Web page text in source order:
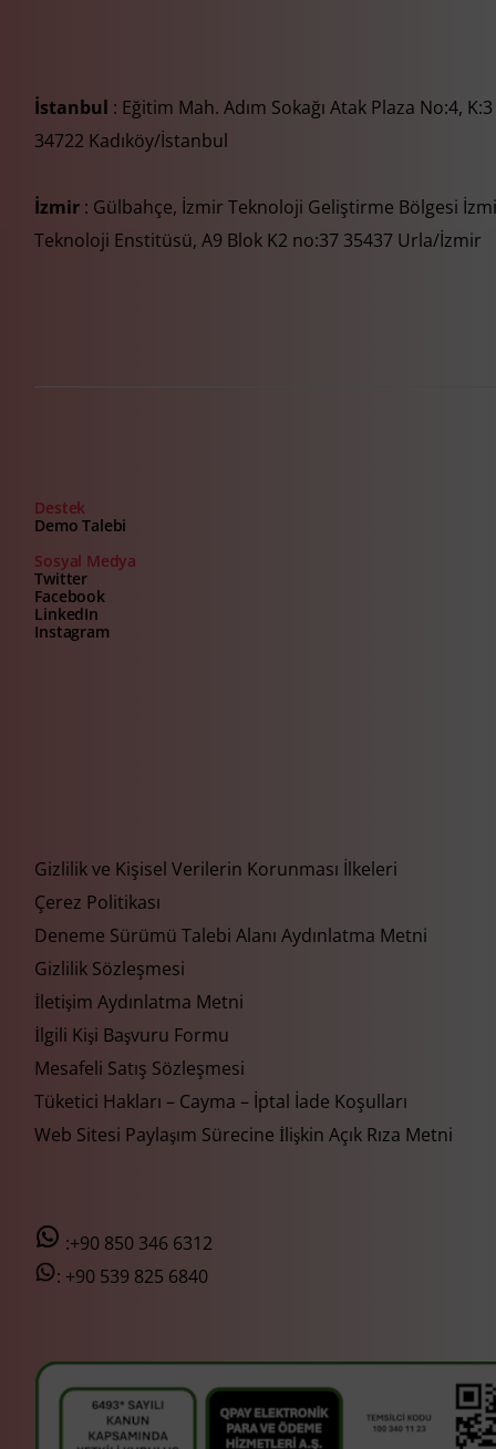
İstanbul : Eğitim Mah. Adım Sokağı Atak Plaza No:4,
34722 Kadıköy/İstanbul
İzmir : Gülbahçe, İzmir Teknoloji Geliştirme Bölgesi
Teknoloji Enstitüsü, A9 Blok K2 no:37 35437 Urla/İzmir
Destek
Demo Talebi
Sosyal Medya
Twitter
Facebook
LinkedIn
Instagram
Gizlilik ve Kişisel Verilerin Korunması İlkeleri
Çerez Politikası
Deneme Sürümü Talebi Alanı Aydınlatma Metni
Gizlilik Sözleşmesi
İletişim Aydınlatma Metni
İlgili Kişi Başvuru Formu
Mesafeli Satış Sözleşmesi
Tüketici Hakları – Cayma – İptal İade Koşulları
Web Sitesi Paylaşım Sürecine İlişkin Açık Rıza Metni
:+90 850 346 6312
: +90 539 825 6840